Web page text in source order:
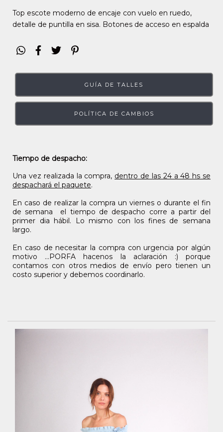
Top escote moderno de encaje con vuelo en ruedo,
detalle de puntilla en sisa. Botones de acceso en espalda
GUÍA DE TALLES
POLÍTICA DE CAMBIOS
Tiempo de despacho:
Una vez realizada la compra, dentro de las 24 a 48 hs se
despachará el paquete.
En caso de realizar la compra un viernes o durante el fin
de semana el tiempo de despacho corre a partir del
primer dia hábil. Lo mismo con los fines de semana
largo.
En caso de necesitar la compra con urgencia por algún
motivo ...PORFA hacenos la aclaración :) porque
contamos con otros medios de envío pero tienen un
costo superior y debemos coordinarlo.